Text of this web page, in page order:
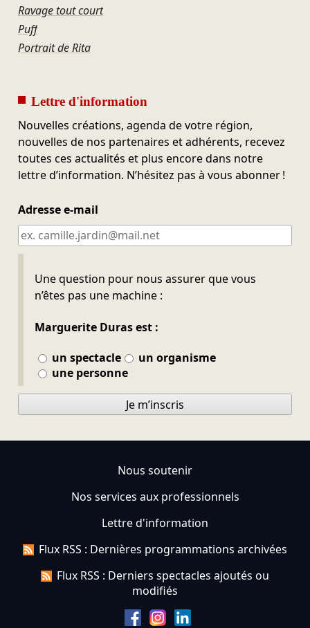
Ravage tout court
Puff
Portrait de Rita
Lettre d'information
Nouvelles créations, agenda de votre région,
nouvelles de nos partenaires et adhérents, recevez
toutes ces actualités et plus encore dans notre
lettre d’information. N’hésitez pas à vous abonner !
Adresse e-mail
Une question pour nous assurer que vous
n’êtes pas une machine :
Marguerite Duras est :
un spectacle
un organisme
une personne
Ne pas remplir
Je m’inscris
Nous soutenir
Nos services aux professionnels
Lettre d'information
Flux RSS : Dernières programmations archivées
Flux RSS : Derniers spectacles ajoutés ou
modifiés